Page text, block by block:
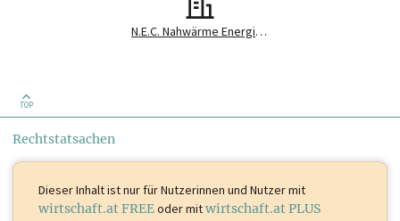
N.E.C. Nahwärme Energieerzeugung u. Contracting GmbH
TOP
Rechtstatsachen
Dieser Inhalt istnur für Nutzerinnen und Nutzer mit
wirtschaft.at FREEoder mitwirtschaft.at PLUS